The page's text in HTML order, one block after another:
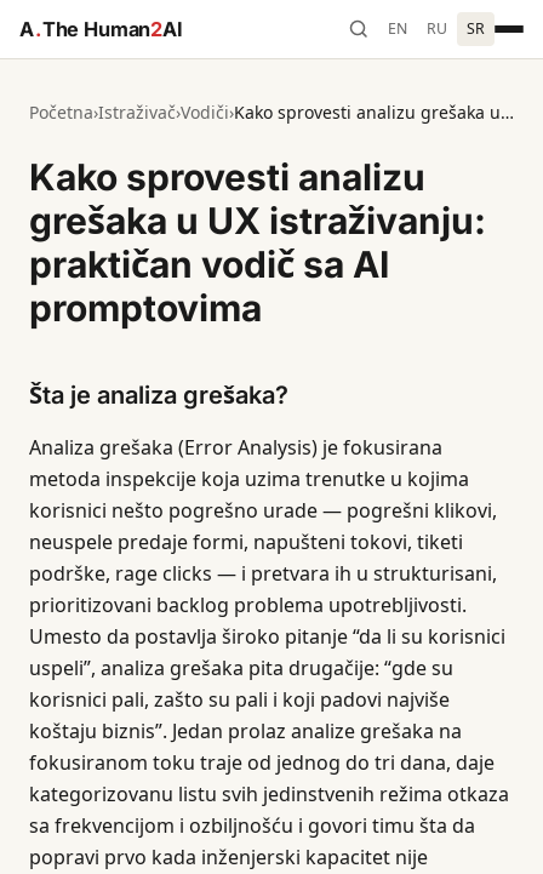
A.The Human2AI EN RU SR
Početna›Istraživač›Vodiči› Kako sprovesti analizu grešaka u UX istraživanju: praktičan vodič sa AI promptovima
Kako sprovesti analizu
grešaka u UX istraživanju:
praktičan vodič sa AI
promptovima
Šta je analiza grešaka?
Analiza grešaka (Error Analysis) je fokusirana
metoda inspekcije koja uzima trenutke u kojima
korisnici nešto pogrešno urade — pogrešni klikovi,
neuspele predaje formi, napušteni tokovi, tiketi
podrške, rage clicks — i pretvara ih u strukturisani,
prioritizovani backlog problema upotrebljivosti.
Umesto da postavlja široko pitanje “da li su korisnici
uspeli”, analiza grešaka pita drugačije: “gde su
korisnici pali, zašto su pali i koji padovi najviše
koštaju biznis”. Jedan prolaz analize grešaka na
fokusiranom toku traje od jednog do tri dana, daje
kategorizovanu listu svih jedinstvenih režima otkaza
sa frekvencijom i ozbiljnošću i govori timu šta da
popravi prvo kada inženjerski kapacitet nije